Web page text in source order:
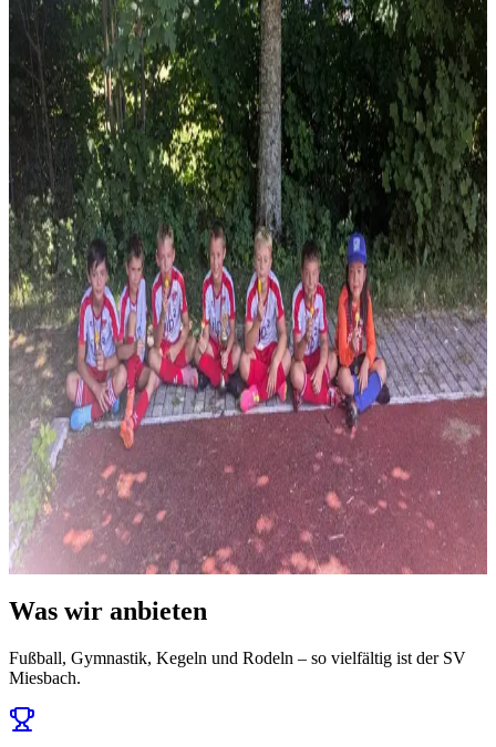
News
28. Juli 2026
F-Jugend holt Platz 2 beim Turnier in Wall
Vier Gruppensiege ohne Gegentor und ein 2:0 im Halbfinale – erst
im Finale wird unsere F-Jugend gestoppt: P...
News
14. Juli 2026
Rückblick: 1. Fanclub Worldcup Rot-Weiß –
Endrunde auf unserem Hauptplatz
36 Teams von FC-Bayern-Fanclubs aus vier Ländern, ein
Wochenende voller Fußball – und das große Finale auf...
News
14. Juli 2026
Ausblick: Das erwartet uns in der Saison 2026/27
Die Ligeneinteilung steht und der Spielplan ist da: Auftakt am 25.
Juli daheim gegen den FC Töging – und da...
Alle News & Termine ansehen
Was wir anbieten
Fußball, Gymnastik, Kegeln und Rodeln – so vielfältig ist der SV
Miesbach.